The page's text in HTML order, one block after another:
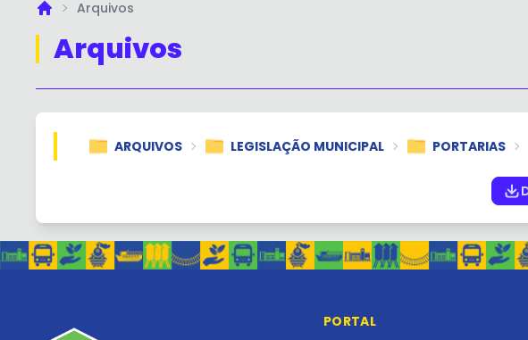
PrincipalArquivos
Arquivos
ARQUIVOS LEGISLAÇÃO MUNICIPAL PORTARIAS
PORTAL